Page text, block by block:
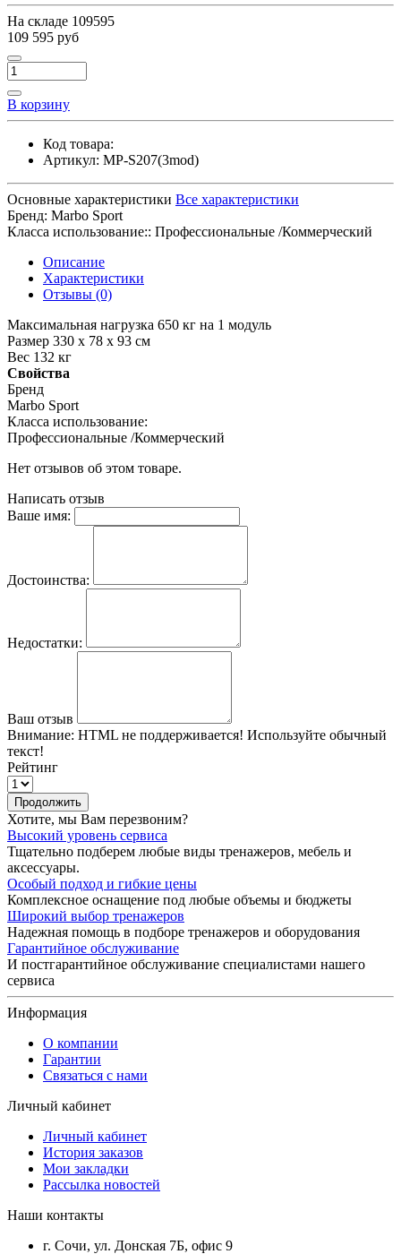
На складе 109595
109 595 руб
В корзину
Код товара:
Артикул: MP-S207(3mod)
Основные характеристики Все характеристики
Бренд: Marbo Sport
Класса использование:: Профессиональные /Коммерческий
Описание
Характеристики
Отзывы (0)
Максимальная нагрузка 650 кг на 1 модуль
Размер 330 х 78 х 93 см
Вес 132 кг
Свойства
Бренд
Marbo Sport
Класса использование:
Профессиональные /Коммерческий
Нет отзывов об этом товаре.
Написать отзыв
Ваше имя:
Достоинства:
Недостатки:
Ваш отзыв
Внимание: HTML не поддерживается! Используйте обычный
текст!
Рейтинг
Продолжить
Хотите, мы Вам перезвоним?
Высокий уровень сервиса
Тщательно подберем любые виды тренажеров, мебель и
аксессуары.
Особый подход и гибкие цены
Комплексное оснащение под любые объемы и бюджеты
Широкий выбор тренажеров
Надежная помощь в подборе тренажеров и оборудования
Гарантийное обслуживание
И постгарантийное обслуживание специалистами нашего
сервиса
Информация
О компании
Гарантии
Связаться с нами
Личный кабинет
Личный кабинет
История заказов
Мои закладки
Рассылка новостей
Наши контакты
г. Сочи, ул. Донская 7Б, офис 9